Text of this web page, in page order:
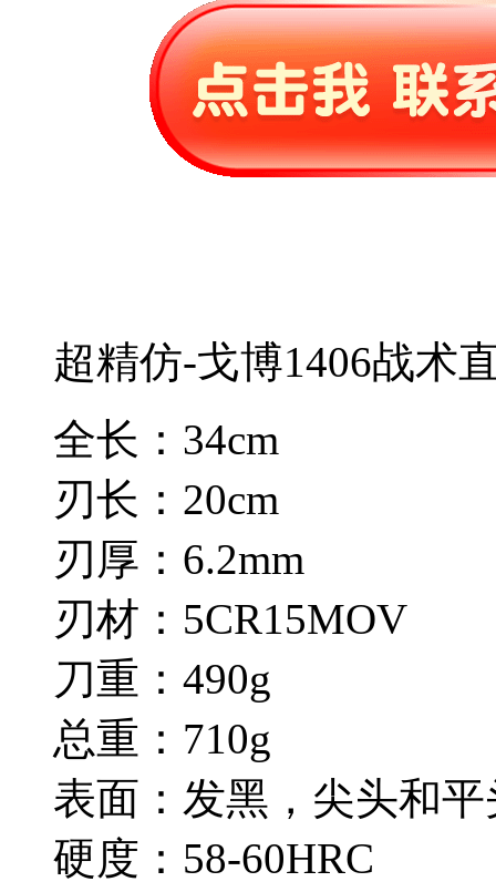
超精仿-戈博1406战术
全长：34cm
刃长：20cm
刃厚：6.2mm
刃材：5CR15MOV
刀重：490g
总重：710g
表面：发黑，尖头和
硬度：58-60HRC